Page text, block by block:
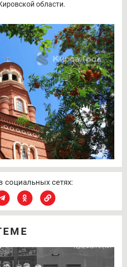
области.
социальных сетях: